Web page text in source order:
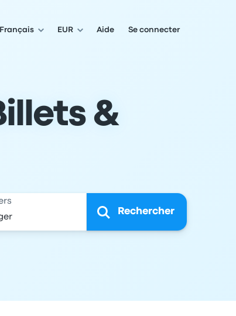
Français EUR Aide Se connecter
&
Rechercher